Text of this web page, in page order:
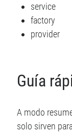
Meta
Acceder
WordPress.org
Suscríbete al
service
factory
provider
Guía
A modo
solo sirven